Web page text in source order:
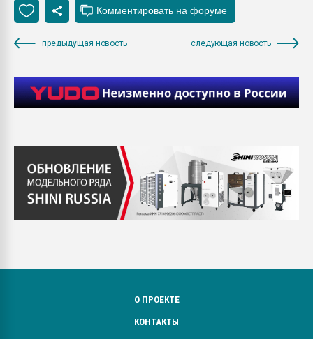
предыдущая новость следующая новость
О ПРОЕКТЕ
КОНТАКТЫ